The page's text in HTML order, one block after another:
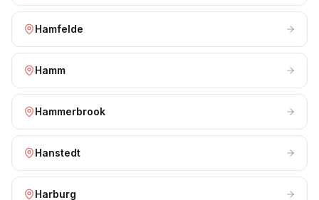
Hamfelde
Hamm
Hammerbrook
Hanstedt
Harburg